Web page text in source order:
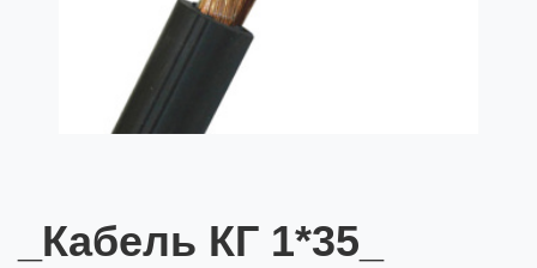
_Кабель КГ 1*35_